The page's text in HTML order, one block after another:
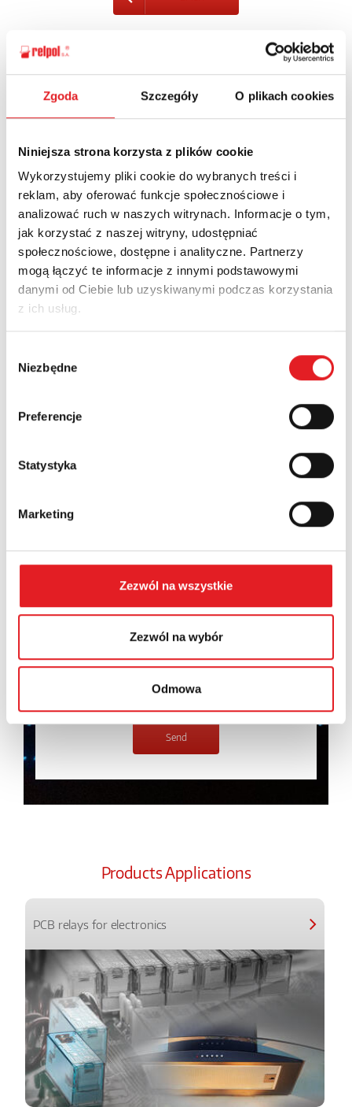
Zgoda Szczegóły O plikach cookies
Niniejsza strona korzysta z plików cookie
Wykorzystujemy pliki cookie do wybranych treści i
reklam, aby oferować funkcje społecznościowe i
analizować ruch w naszych witrynach. Informacje o tym,
jak korzystać z naszej witryny, udostępniać
społecznościowe, dostępne i analityczne. Partnerzy
mogą łączyć te informacje z innymi podstawowymi
danymi od Ciebie lub uzyskiwanymi podczas korzystania
z ich usług.
zgody
Niezbędne
Preferencje
Statystyka
Marketing
Zezwól na wszystkie
Zezwól na wybór
Odmowa
Ask for the details of the offer
Email: *
Company:
Phone:
Country:
personal data in the Privacy Policy*
I have read thePrivacy Policy*
Products Applications
PCB relays for electronics